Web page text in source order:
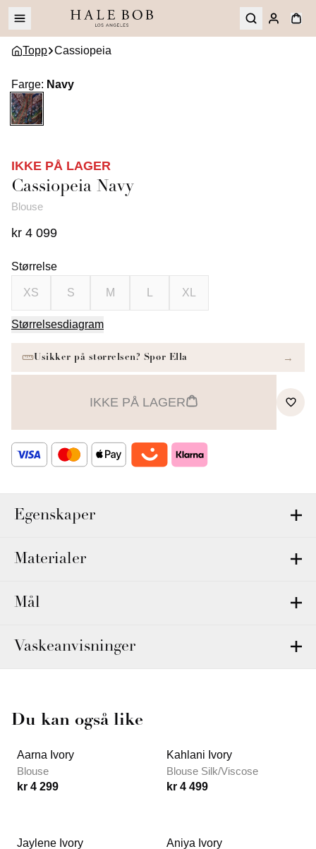
Topp Cassiopeia
Farge: Navy
IKKE PÅ LAGER
Cassiopeia Navy
Blouse
kr 4 099
Størrelse
XS S M XL
Størrelsesdiagram
IKKE PÅ LAGER
Egenskaper
Materialer
Mål
Vaskeanvisninger
Du kan også like
Aarna Ivory
Blouse
kr 4 299
Kahlani Ivory
Blouse Silk/Viscose
kr 4 499
Jaylene Ivory
Aniya Ivory